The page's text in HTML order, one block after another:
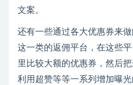
文案。
还有一些通过各大优惠券来
这一类的返佣平台，在这些
里比较大额的优惠券，然后
利用超赞等等一系列增加曝